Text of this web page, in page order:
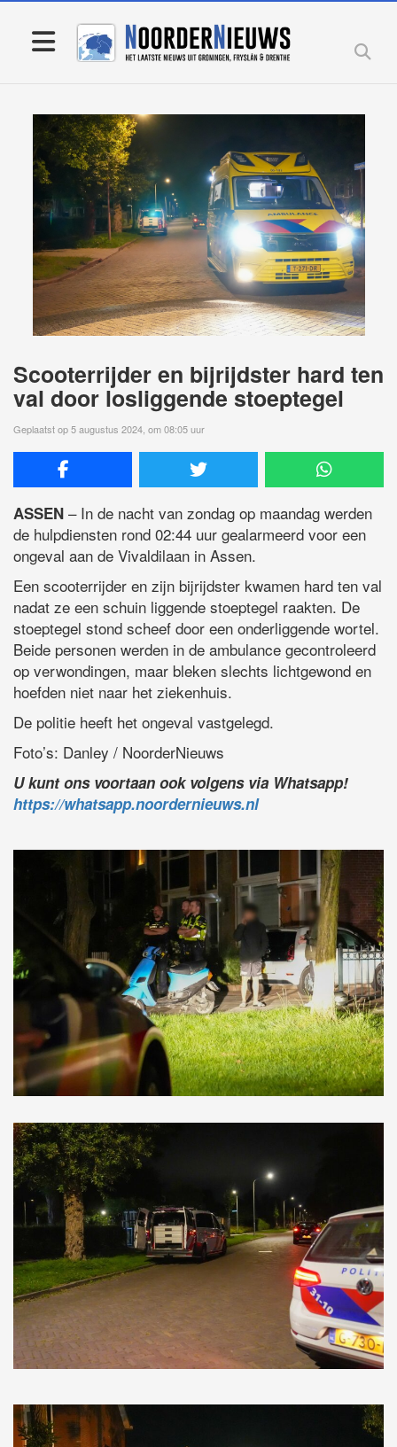
Scooterrijder en bijrijdster hard ten
val door losliggende stoeptegel
Geplaatst op 5 augustus 2024, om 08:05 uur
ASSEN – In de nacht van zondag op maandag werden
de hulpdiensten rond 02:44 uur gealarmeerd voor een
ongeval aan de Vivaldilaan in Assen.
Een scooterrijder en zijn bijrijdster kwamen hard ten val
nadat ze een schuin liggende stoeptegel raakten. De
stoeptegel stond scheef door een onderliggende wortel.
Beide personen werden in de ambulance gecontroleerd
op verwondingen, maar bleken slechts lichtgewond en
hoefden niet naar het ziekenhuis.
De politie heeft het ongeval vastgelegd.
Foto’s: Danley / NoorderNieuws
U kunt ons voortaan ook volgens via Whatsapp!
https://whatsapp.noordernieuws.nl